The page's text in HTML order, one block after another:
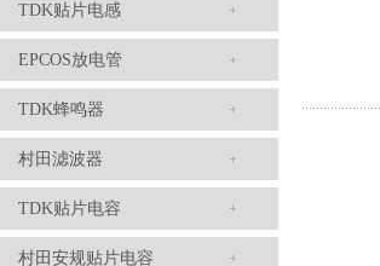
TDK贴片电感
EPCOS放电管
TDK蜂鸣器
村田滤波器
TDK贴片电容
村田安规贴片电容